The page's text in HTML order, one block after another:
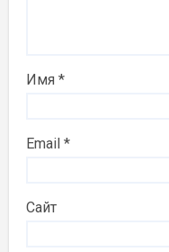
Имя*
Email*
Сайт